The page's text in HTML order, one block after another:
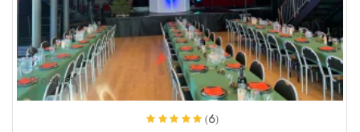
ProArtist
(6)